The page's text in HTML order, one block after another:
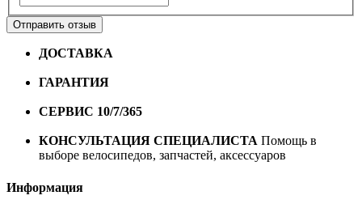
Отправить отзыв
ДОСТАВКА
ГАРАНТИЯ
СЕРВИС 10/7/365
КОНСУЛЬТАЦИЯ СПЕЦИАЛИСТА Помощь в
выборе велосипедов, запчастей, аксессуаров
Информация